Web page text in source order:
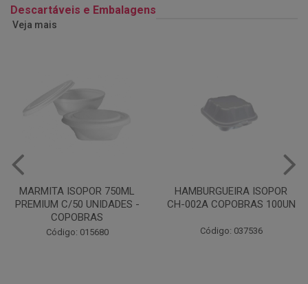
Descartáveis e Embalagens
Veja mais
HAMBURGUEIRA ISOPOR
CH-002A COPOBRAS 100UN
Código: 037536
CAIXA PARDA PIZZA N30
OITAVADA BALUARTE C/10
Código: 001124